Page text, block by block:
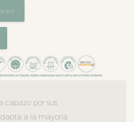
capazo por sus
a la mayoría